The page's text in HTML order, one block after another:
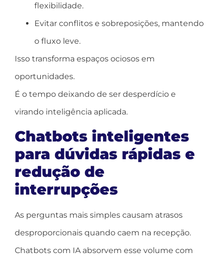
flexibilidade.
Evitar conflitos e sobreposições, mantendo
o fluxo leve.
Isso transforma espaços ociosos em
oportunidades.
É o tempo deixando de ser desperdício e
virando inteligência aplicada.
Chatbots inteligentes
para dúvidas rápidas e
redução de
interrupções
As perguntas mais simples causam atrasos
desproporcionais quando caem na recepção.
Chatbots com IA absorvem esse volume com